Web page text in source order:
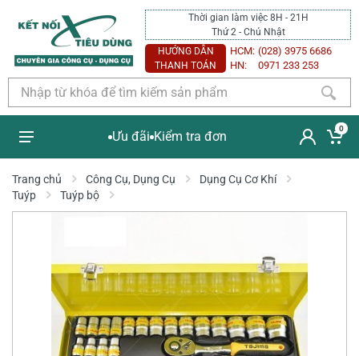
Thời gian làm việc 8H - 21H
Thứ 2 - Chủ Nhật
HƯỚNG DẪN
THANH TOÁN
HCM: (028) 3975 6686
HN:
0971 233 253
Ưu đãi Kiểm tra đơn
0
Trang chủ Công Cụ, Dụng Cụ
Dụng Cụ Cơ Khí
Tuýp
Tuýp bộ